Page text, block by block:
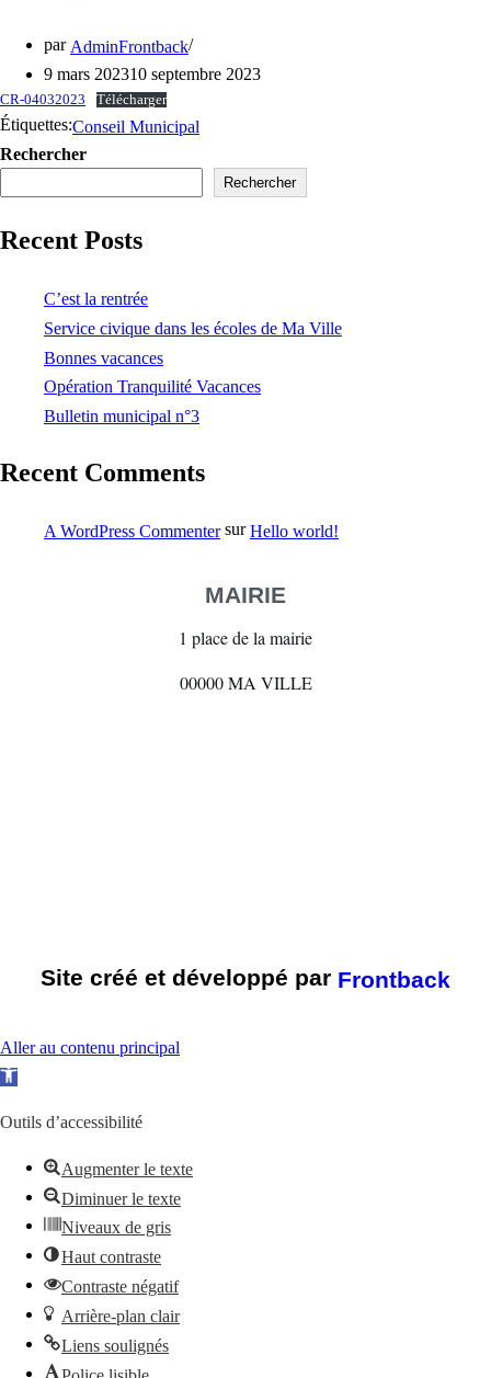
par AdminFrontback
9 mars 202310 septembre 2023
CR-04032023 Télécharger
Étiquettes:Conseil Municipal
Rechercher
Rechercher
Recent Posts
C’est la rentrée
Service civique dans les écoles de Ma Ville
Bonnes vacances
Opération Tranquilité Vacances
Bulletin municipal n°3
Recent Comments
A WordPress CommentersurHello world!
MAIRIE
1 place de la mairie
00000 MA VILLE
Site créé et développé par Frontback
Aller au contenu principal
O
v
Outils d’accessibilité
Augmenter le texte
Diminuer le texte
Niveaux de gris
Haut contraste
Contraste négatif
Arrière-plan clair
Liens soulignés